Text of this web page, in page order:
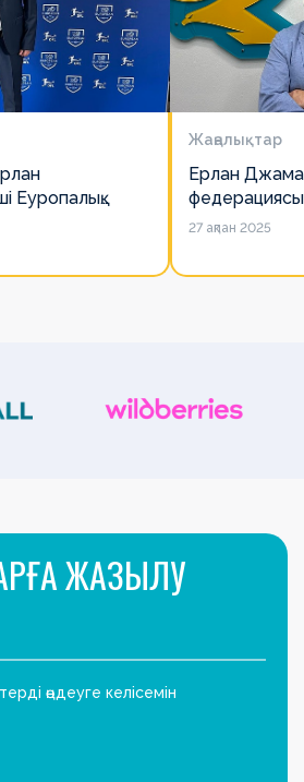
Еуропалық
Жаңалықтар
Ерлан
есімін
27 ақпан 2025
ЖАЗЫЛУ
өңдеуге келісемін